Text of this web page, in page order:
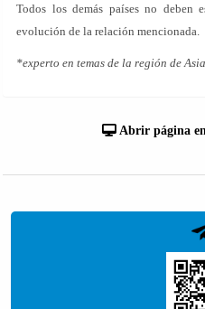
Todos los demás países no deben
evolución de la relación mencionada.
*experto en temas de la región de
Abrir página